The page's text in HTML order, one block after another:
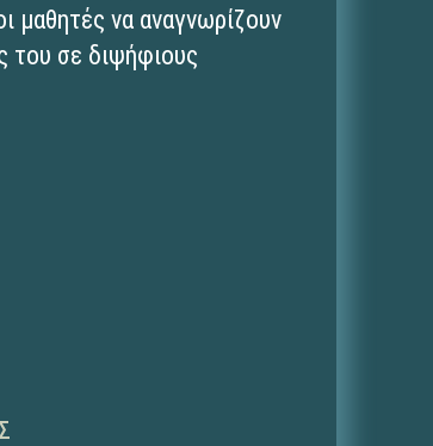
μαθητές να αναγνωρίζουν
του σε διψήφιους